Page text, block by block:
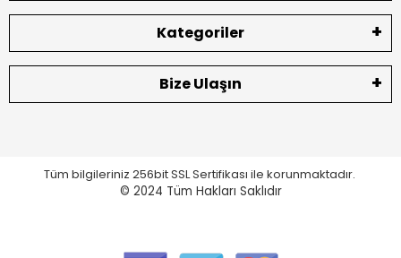
Kategoriler
Bize Ulaşın
Tüm bilgileriniz 256bit SSL Sertifikası ile korunmaktadır.
© 2024 Tüm Hakları Saklıdır